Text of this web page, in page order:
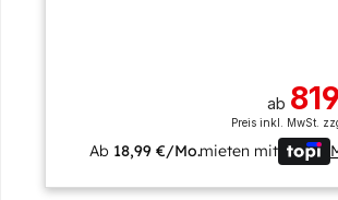
ab
Preis inkl. MwSt.
Ab 18,99 €/Mo.mieten mit